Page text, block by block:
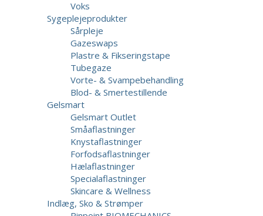
Voks
Sygeplejeprodukter
Sårpleje
Gazeswaps
Plastre & Fikseringstape
Tubegaze
Vorte- & Svampebehandling
Blod- & Smertestillende
Gelsmart
Gelsmart Outlet
Småaflastninger
Knystaflastninger
Forfodsaflastninger
Hælaflastninger
Specialaflastninger
Skincare & Wellness
Indlæg, Sko & Strømper